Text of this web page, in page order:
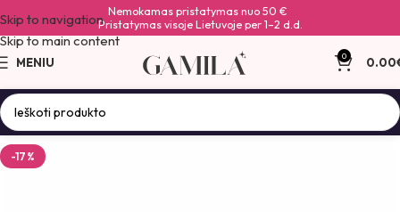
Skip to navigation
Skip to main content
Nemokamas pristatymas nuo 50 €
Pristatymas visoje Lietuvoje per 1–2 d.d.
MENIU 0 0.00
-17%